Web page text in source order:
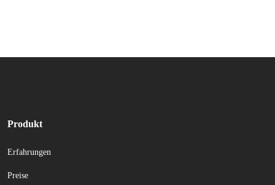
Produkt
Erfahrungen
Preise